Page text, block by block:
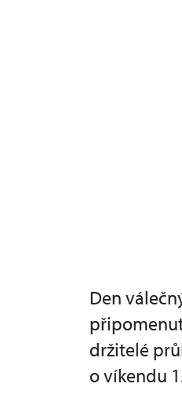
Den
držitelé
o víkendu